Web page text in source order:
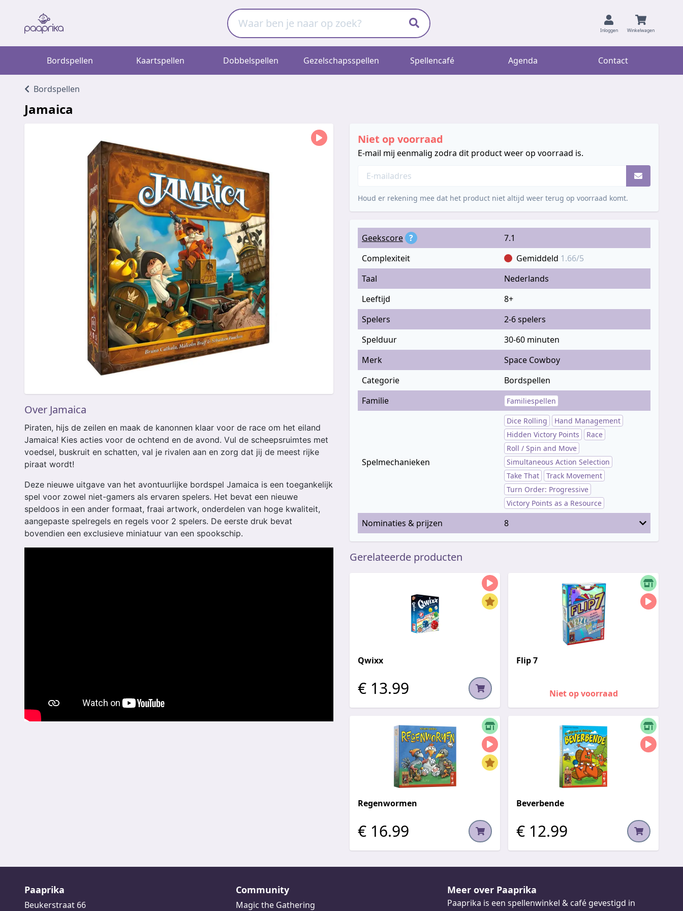
Inloggen Winkelwagen
Bordspellen Kaartspellen Dobbelspellen Gezelschapsspellen Spellencafé Agenda Contact
Bordspellen
Jamaica
Over Jamaica
Piraten, hijs de zeilen en maak de kanonnen klaar voor de race om het eiland
Jamaica! Kies acties voor de ochtend en de avond. Vul de scheepsruimtes met
voedsel, buskruit en schatten, val je rivalen aan en zorg dat jij de meest rijke
piraat wordt!
Deze nieuwe uitgave van het avontuurlijke bordspel Jamaica is een toegankelijk
spel voor zowel niet-gamers als ervaren spelers. Het bevat een nieuwe
speldoos in een ander formaat, fraai artwork, onderdelen van hoge kwaliteit,
aangepaste spelregels en regels voor 2 spelers. De eerste druk bevat
bovendien een exclusieve miniatuur van een spookschip.
Niet op voorraad
E-mail mij eenmalig zodra dit product weer op voorraad is.
Houd er rekening mee dat het product niet altijd weer terug op voorraad komt.
Geekscore ?
7.1
Complexiteit
Gemiddeld 1.66/5
Taal
Nederlands
Leeftijd
8+
Spelers
2-6 spelers
Spelduur
30-60 minuten
Merk
Space Cowboy
Categorie
Bordspellen
Familie
Familiespellen
Spelmechanieken
Dice Rolling
Hand Management
Hidden Victory Points
Race
Roll / Spin and Move
Simultaneous Action Selection
Take That
Track Movement
Turn Order: Progressive
Victory Points as a Resource
Nominaties & prijzen 8
Gerelateerde producten
Qwixx
€ 13.99
Flip 7
Niet op voorraad
Regenwormen
€ 16.99
Beverbende
€ 12.99
Paaprika
Beukerstraat 66
Community
Magic the Gathering
Meer over Paaprika
Paaprika is een spellenwinkel & café gevestigd in